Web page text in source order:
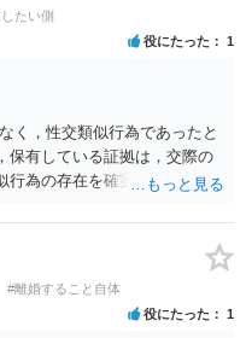
たい側
役にたった 1
，性交類似行為であったと
保有している証拠は，交際の
行為の存在を確実に証明でき
，慰謝料請求を進めることで
ては，婚姻破綻に至っていな
るかもしれません。 ②夫との
検討するのがよいと思いま
力を強めることも含む）でき
#離婚すること自体
役にたった 1